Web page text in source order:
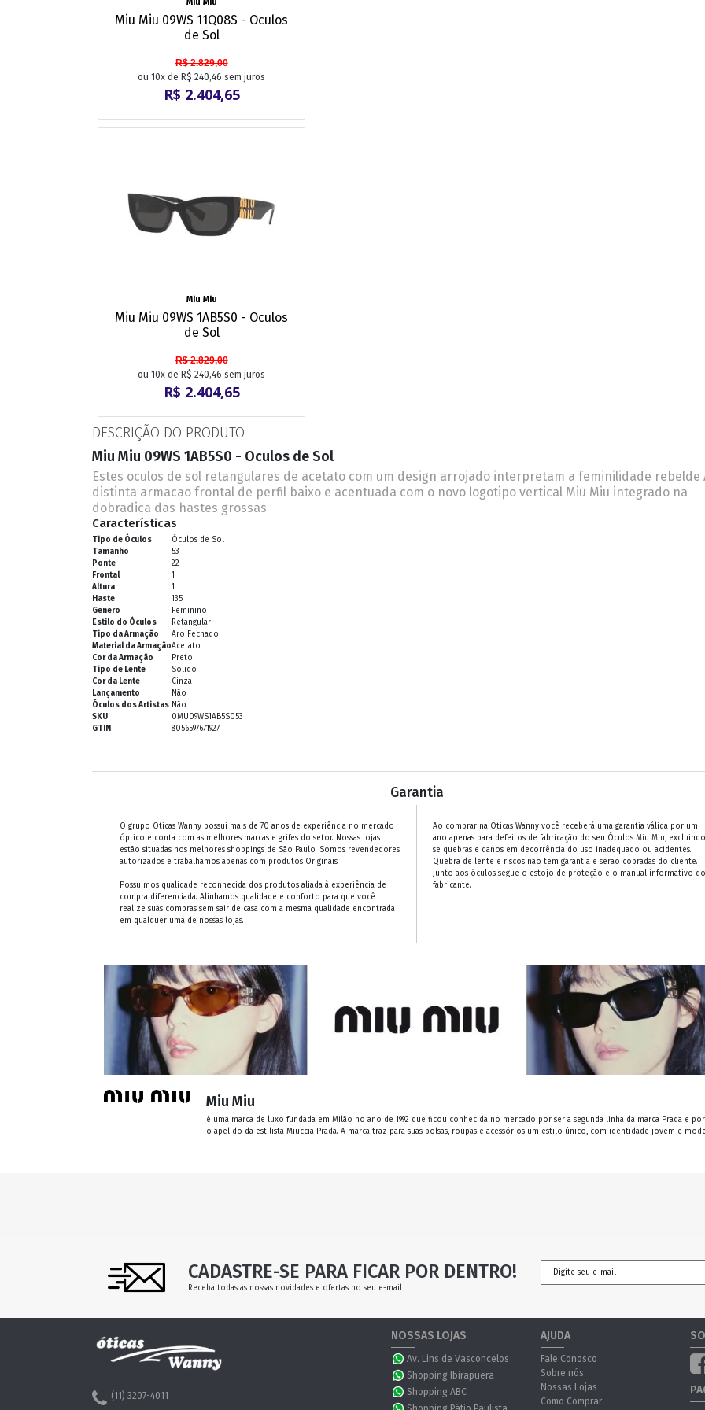
Miu Miu 09WS 11Q08S - Oculos
de Sol
R$ 2.829,00
ou 10x de R$ 240,46 sem juros
R$ 2.404,65
Miu Miu
Miu Miu 09WS 1AB5S0 - Oculos
de Sol
R$ 2.829,00
ou 10x de R$ 240,46 sem juros
R$ 2.404,65
DESCRIÇÃO DO PRODUTO
Miu Miu 09WS 1AB5S0 - Oculos de Sol
Estes oculos de sol retangulares de acetato com um design arrojado interpretam a feminilidade rebelde
distinta armacao frontal de perfil baixo e acentuada com o novo logotipo vertical Miu Miu integrado na
dobradica das hastes grossas
Características
Tipo de Óculos
Óculos de Sol
Tamanho
53
Ponte
22
Frontal
1
Altura
1
Haste
135
Genero
Feminino
Estilo do Óculos
Retangular
Tipo da Armação
Aro Fechado
Material da ArmaçãoAcetato
Cor da Armação
Preto
Tipo de Lente
Solido
Cor da Lente
Cinza
Lançamento
Não
Óculos dos Artistas Não
SKU
0MU09WS1AB5S053
GTIN
8056597671927
Garantia
O grupo Oticas Wanny possui mais de 70 anos de experiência no mercado
óptico e conta com as melhores marcas e grifes do setor. Nossas lojas
estão situadas nos melhores shoppings de São Paulo. Somos revendedores
autorizados e trabalhamos apenas com produtos Originais!
Possuimos qualidade reconhecida dos produtos aliada à experiência de
compra diferenciada. Alinhamos qualidade e conforto para que você
realize suas compras sem sair de casa com a mesma qualidade encontrada
em qualquer uma de nossas lojas.
Ao comprar na Óticas Wanny você receberá uma garantia válida por um
ano apenas para defeitos de fabricação do seu Óculos Miu Miu,
se quebras e danos em decorrência do uso inadequado ou acidentes.
Quebra de lente e riscos não tem garantia e serão cobradas do cliente.
Junto aos óculos segue o estojo de proteção e o manual informativo do
fabricante.
Miu Miu
é uma marca de luxo fundada em Milão no ano de 1992 que ficou conhecida no mercado por ser a segunda linha da marca Prada e
o apelido da estilista Miuccia Prada. A marca traz para suas bolsas, roupas e acessórios um estilo único, com identidade jovem e
CADASTRE-SE PARA FICAR POR DENTRO!
Receba todas as nossas novidades e ofertas no seu e-mail
(11) 3207-4011
NOSSAS LOJAS
Av. Lins de Vasconcelos
Shopping Ibirapuera
Shopping ABC
AJUDA
Fale Conosco
Sobre nós
Nossas Lojas
Como Comprar